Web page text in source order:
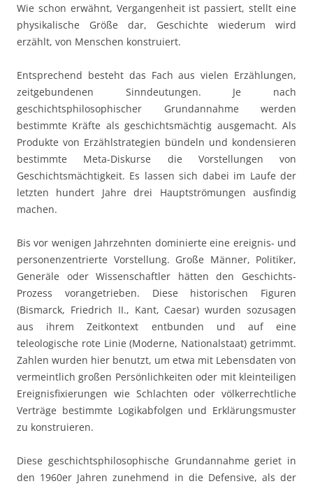
Wie schon erwähnt, Vergangenheit ist passiert, stellt eine
physikalische Größe dar, Geschichte wiederum wird
erzählt, von Menschen konstruiert.
Entsprechend besteht das Fach aus vielen Erzählungen,
zeitgebundenen Sinndeutungen. Je nach
geschichtsphilosophischer Grundannahme werden
bestimmte Kräfte als geschichtsmächtig ausgemacht. Als
Produkte von Erzählstrategien bündeln und kondensieren
bestimmte Meta-Diskurse die Vorstellungen von
Geschichtsmächtigkeit. Es lassen sich dabei im Laufe der
letzten hundert Jahre drei Hauptströmungen ausfindig
machen.
Bis vor wenigen Jahrzehnten dominierte eine ereignis- und
personenzentrierte Vorstellung. Große Männer, Politiker,
Generäle oder Wissenschaftler hätten den Geschichts-
Prozess vorangetrieben. Diese historischen Figuren
(Bismarck, Friedrich II., Kant, Caesar) wurden sozusagen
aus ihrem Zeitkontext entbunden und auf eine
teleologische rote Linie (Moderne, Nationalstaat) getrimmt.
Zahlen wurden hier benutzt, um etwa mit Lebensdaten von
vermeintlich großen Persönlichkeiten oder mit kleinteiligen
Ereignisfixierungen wie Schlachten oder völkerrechtliche
Verträge bestimmte Logikabfolgen und Erklärungsmuster
zu konstruieren.
Diese geschichtsphilosophische Grundannahme geriet in
den 1960er Jahren zunehmend in die Defensive, als der